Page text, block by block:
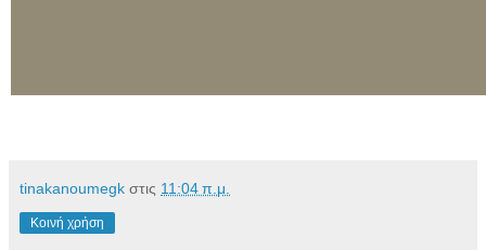
tinakanoumegk στις 11:04 π.μ.
Κοινή χρήση